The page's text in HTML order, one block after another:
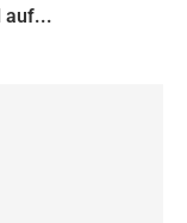
auf...